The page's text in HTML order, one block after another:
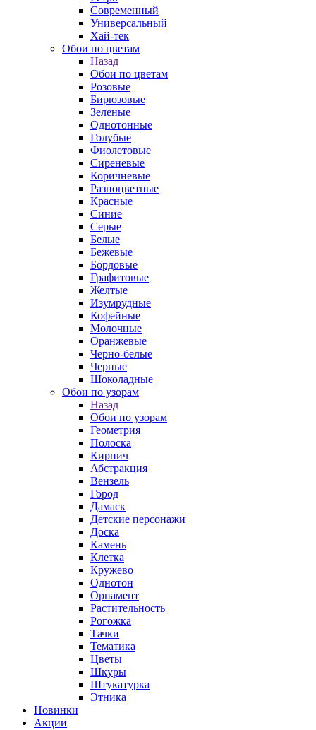
Современный
Универсальный
Хай-тек
Обои по цветам
Назад
Обои по цветам
Розовые
Бирюзовые
Зеленые
Однотонные
Голубые
Фиолетовые
Сиреневые
Коричневые
Разноцветные
Красные
Синие
Серые
Белые
Бежевые
Бордовые
Графитовые
Желтые
Изумрудные
Кофейные
Молочные
Оранжевые
Черно-белые
Черные
Шоколадные
Обои по узорам
Назад
Обои по узорам
Геометрия
Полоска
Кирпич
Абстракция
Вензель
Город
Дамаск
Детские персонажи
Доска
Камень
Клетка
Кружево
Однотон
Орнамент
Растительность
Рогожка
Тачки
Тематика
Цветы
Шкуры
Штукатурка
Этника
Новинки
Акции